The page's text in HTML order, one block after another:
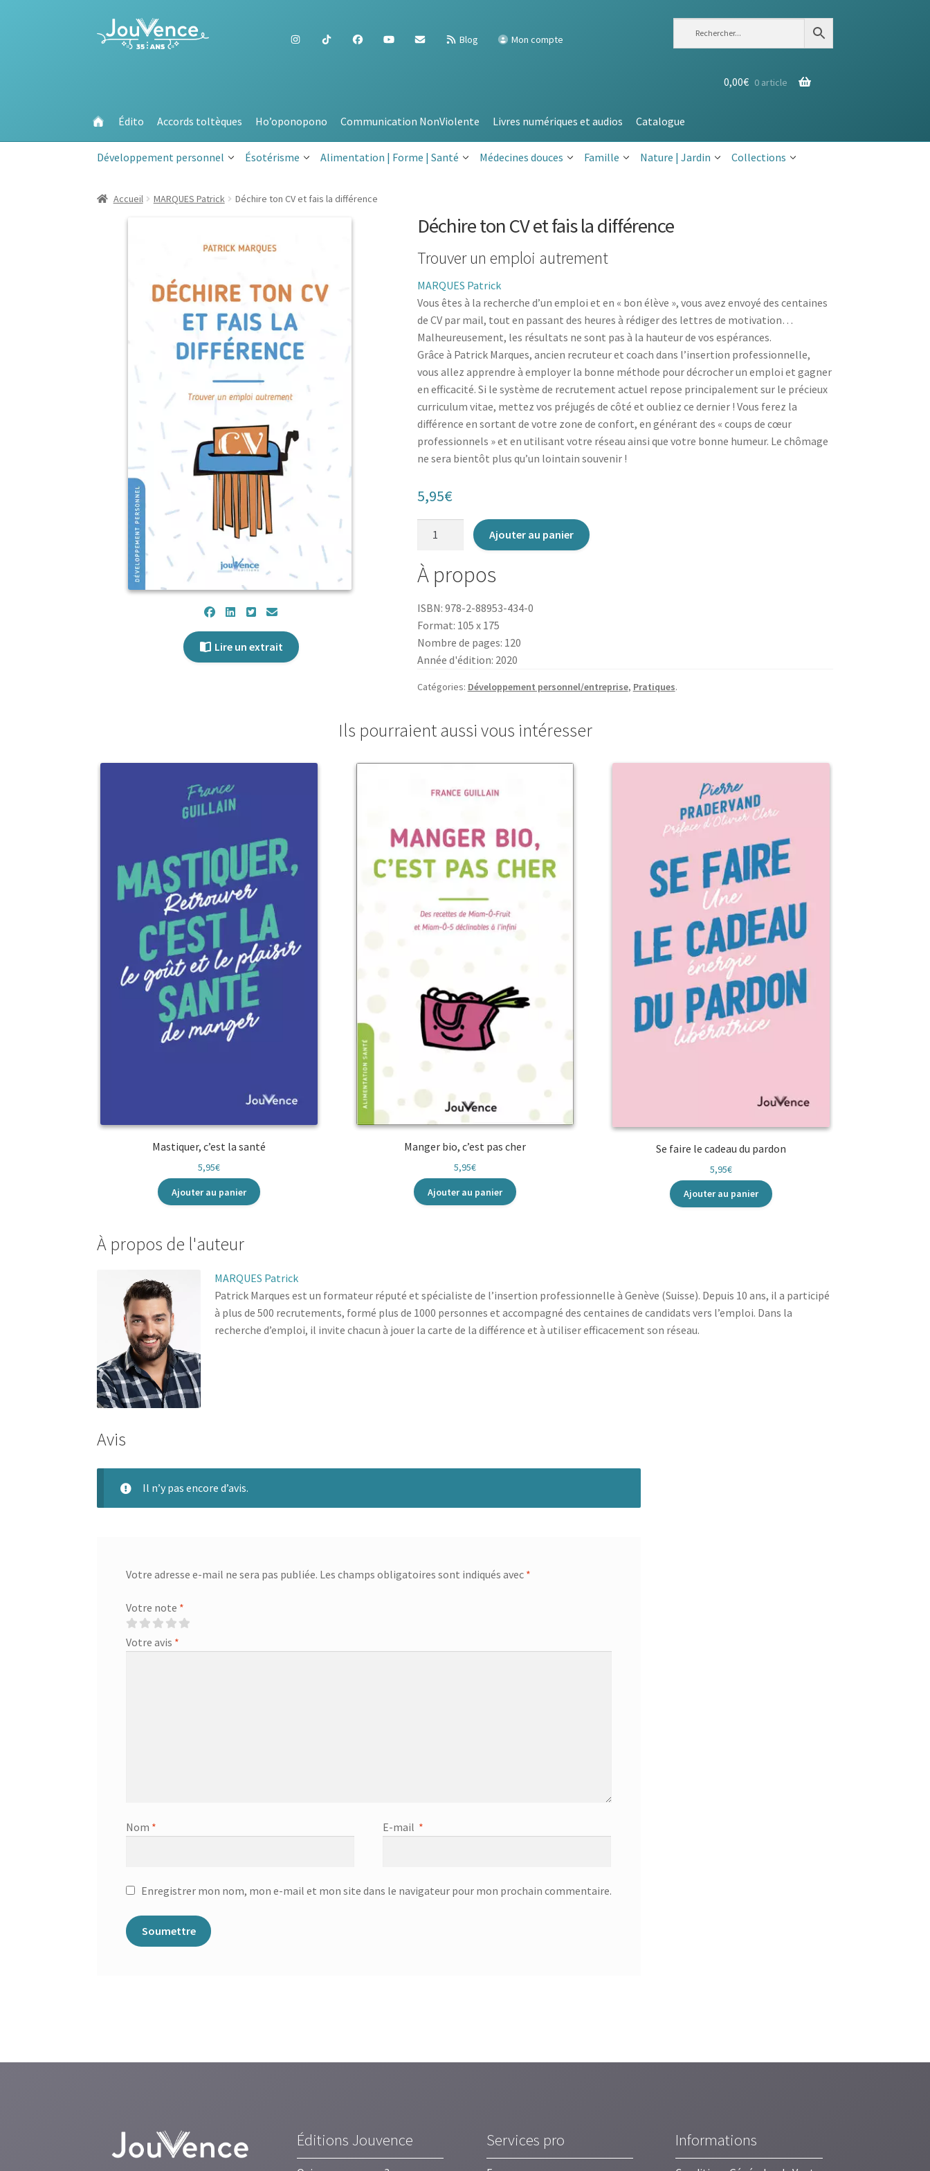
Aller
à
Aller
au
Blog Mon compte
0,00€ 0 article
Édito Accords toltèques Ho’oponopono Communication NonViolente Livres numériques et audios Catalogue
Développement personnel Ésotérisme Alimentation | Forme | Santé Médecines douces Famille Nature | Jardin Collections
Accueil MARQUES Patrick Déchire ton CV et fais la différence
Déchire ton CV et fais la différence
Trouver un emploi autrement
MARQUES Patrick
Vous êtes à la recherche d’un emploi et en « bon élève », vous avez envoyé des centaines
de CV par mail, tout en passant des heures à rédiger des lettres de motivation…
Malheureusement, les résultats ne sont pas à la hauteur de vos espérances.
Grâce à Patrick Marques, ancien recruteur et coach dans l’insertion professionnelle,
vous allez apprendre à employer la bonne méthode pour décrocher un emploi et gagner
en efficacité. Si le système de recrutement actuel repose principalement sur le précieux
curriculum vitae, mettez vos préjugés de côté et oubliez ce dernier ! Vous ferez la
différence en sortant de votre zone de confort, en générant des « coups de cœur
professionnels » et en utilisant votre réseau ainsi que votre bonne humeur. Le chômage
ne sera bientôt plus qu’un lointain souvenir !
5,95€
Déchire
ton
et
fais
la
différence
Ajouter au panier
À propos
ISBN: 978-2-88953-434-0
Format: 105 x 175
Nombre de pages: 120
Année d'édition: 2020
Catégories: Développement personnel/entreprise, Pratiques.
Lire un extrait
Ils pourraient aussi vous intéresser
Mastiquer, c’est la santé
5,95€
Ajouter au panier
Manger bio, c’est pas cher
5,95€
Ajouter au panier
Se faire le cadeau du pardon
5,95€
Ajouter au panier
À propos de l'auteur
MARQUES Patrick
Patrick Marques est un formateur réputé et spécialiste de l’insertion professionnelle à Genève (Suisse). Depuis 10 ans, il a participé
à plus de 500 recrutements, formé plus de 1000 personnes et accompagné des centaines de candidats vers l’emploi. Dans la
recherche d’emploi, il invite chacun à jouer la carte de la différence et à utiliser efficacement son réseau.
Avis
Il n’y pas encore d’avis.
Votre adresse e-mail ne sera pas publiée. Les champs obligatoires sont indiqués avec *
Votre note *
Votre avis *
Nom * E-mail *
Enregistrer mon nom, mon e-mail et mon site dans le navigateur pour mon prochain commentaire.
Éditions Jouvence Services pro Informations